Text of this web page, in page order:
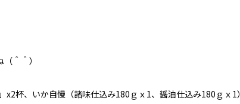
＾＾）
x2杯、いか自慢（諸味仕込み180ｇｘ1、醤油仕込み180ｇｘ1）